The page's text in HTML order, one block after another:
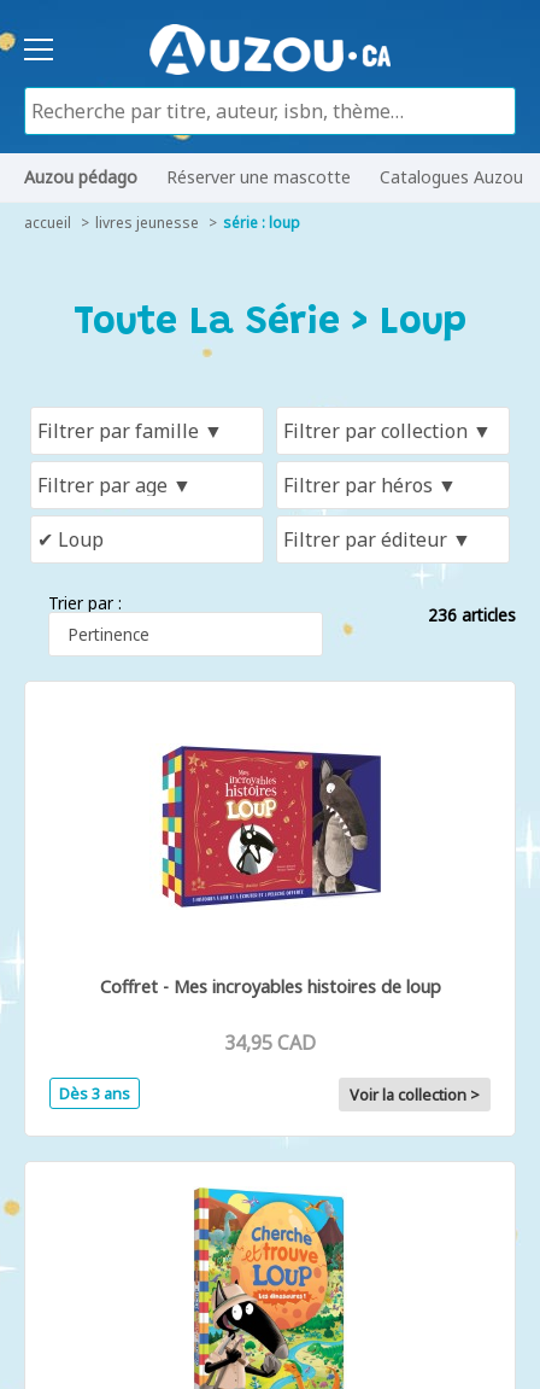
Auzou pédago Réserver une mascotte Catalogues Auzou
accueil livres jeunesse série : loup
Toute La Série > Loup
Trier par :
236 articles
Coffret - Mes incroyables histoires de loup
34,95 CAD
Dès 3 ans Voir la collection >